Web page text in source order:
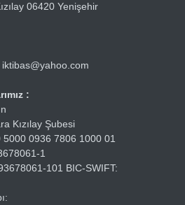
06420 Yenişehir
:
Kızılay Şubesi
5000 0936 7806 1000 01
1
101 BIC-SWIFT: